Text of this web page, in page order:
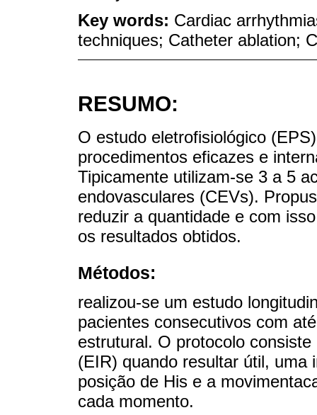
Key words: Cardiac
techniques; Catheter ablation;
RESUMO:
O estudo eletrofisiológico
procedimentos eficazes e
Tipicamente utilizam-se 3 a 5
endovasculares (CEVs).
reduzir a quantidade e com
os resultados obtidos.
Métodos:
realizou-se um estudo
pacientes consecutivos com
estrutural. O protocolo
(EIR) quando resultar útil, uma
posição de His e a
cada momento.